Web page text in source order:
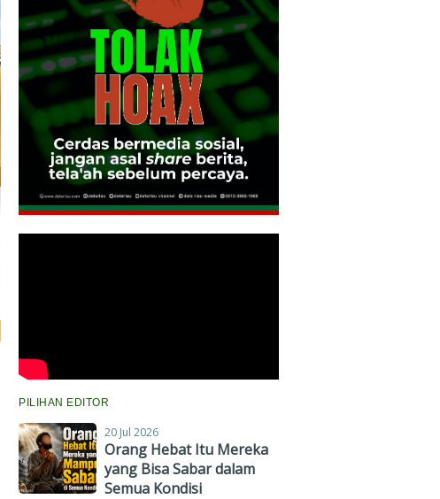
PILIHAN EDITOR
20 Jul 2026
Orang Hebat Itu Mereka
yang Bisa Sabar dalam
Semua Kondisi